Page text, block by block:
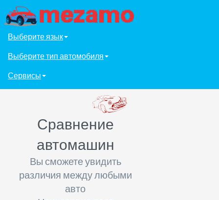
Выберите язык
Выберите тип автомобиля
Сервисы
Сравнение
автомашин
Вы сможете увидить
различия между любыми
авто